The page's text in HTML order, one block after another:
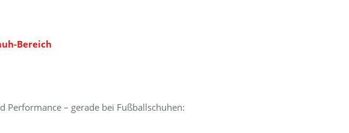
Bereich
– gerade bei Fußballschuhen: